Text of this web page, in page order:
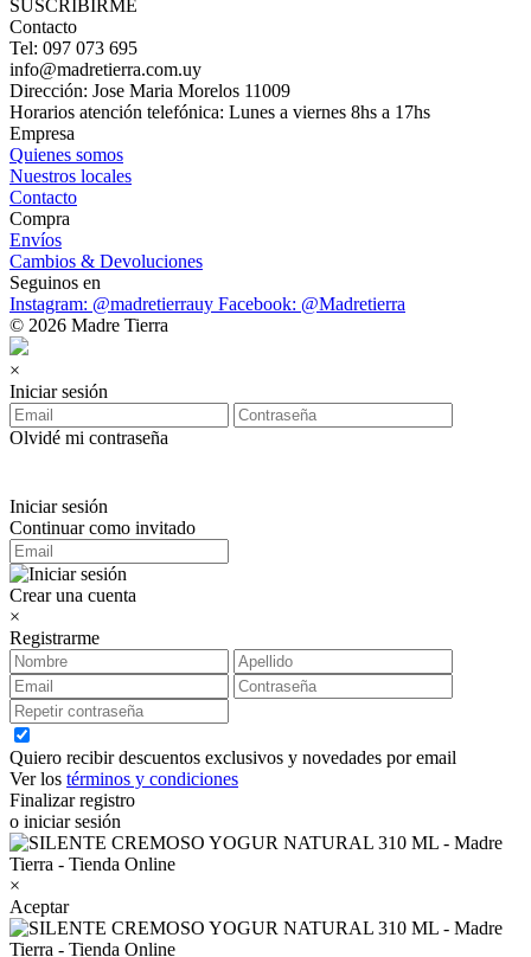
SUSCRIBIRME
Contacto
Tel: 097 073 695
info@madretierra.com.uy
Dirección: Jose Maria Morelos 11009
Horarios atención telefónica: Lunes a viernes 8hs a 17hs
Empresa
Quienes somos
Nuestros locales
Contacto
Compra
Envíos
Cambios & Devoluciones
Seguinos en
Instagram: @madretierrauy Facebook: @Madretierra
© 2026 Madre Tierra
×
Iniciar sesión
Olvidé mi contraseña
Iniciar sesión
Continuar como invitado
Crear una cuenta
×
Registrarme
Quiero recibir descuentos exclusivos y novedades por email
Ver los términos y condiciones
Finalizar registro
o iniciar sesión
×
Aceptar